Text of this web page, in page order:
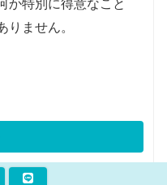
か特別に得意なこと
りません。